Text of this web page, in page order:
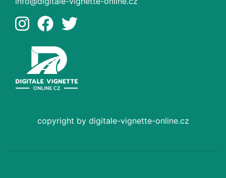
copyright by digitale-vignette-online.cz